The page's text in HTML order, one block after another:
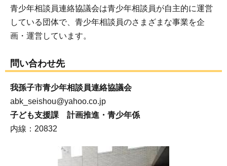
青少年相談員連絡協議会は青少年相談員が自主的に運営
している団体で、青少年相談員のさまざまな事業を企
画・運営しています。
問い合わせ先
我孫子市青少年相談員連絡協議会
abk_seishou@yahoo.co.jp
子ども支援課 計画推進・青少年係
内線：20832